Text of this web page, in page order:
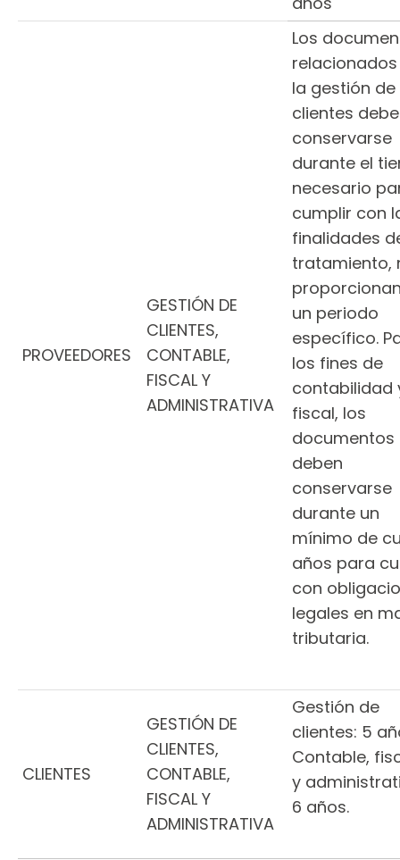
PROVEEDORES
GESTIÓN DE
CLIENTES,
CONTABLE,
FISCAL Y
ADMINISTRATIVA
Los
la gestión de
clientes
conservarse
durante el
necesario
cumplir con
finalidades
tratamiento,
un periodo
específico.
los fines de
contabilidad
fiscal, los
documentos
deben
conservarse
durante un
mínimo de
años para
con
legales en
tributaria.
CLIENTES
GESTIÓN DE
CLIENTES,
CONTABLE,
FISCAL Y
ADMINISTRATIVA
Gestión de
clientes: 5
Contable,
y
6 años.